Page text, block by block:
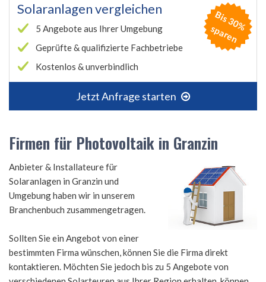
Solaranlagen vergleichen
5 Angebote aus Ihrer Umgebung
Geprüfte & qualifizierte Fachbetriebe
Kostenlos & unverbindlich
Jetzt Anfrage starten
B
is
3
0
%
s
p
a
r
e
n
Firmen für Photovoltaik in Granzin
Anbieter & Installateure für
Solaranlagen in Granzin und
Umgebung haben wir in unserem
Branchenbuch zusammengetragen.
Sollten Sie ein Angebot von einer
bestimmten Firma wünschen, können Sie die Firma direkt
kontaktieren. Möchten Sie jedoch bis zu 5 Angebote von